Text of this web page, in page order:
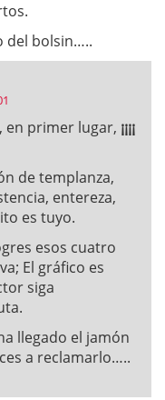
del bolsin…..
, en primer lugar, ¡¡¡¡
de templanza,
entereza,
es tuyo.
esos cuatro
El gráfico es
siga
llegado el jamón
a reclamarlo…..